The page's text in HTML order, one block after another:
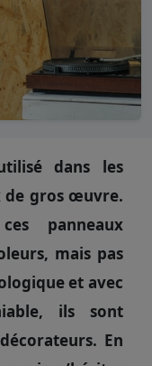
dans les
de gros œuvre.
panneaux
mais pas
et avec
ils sont
En